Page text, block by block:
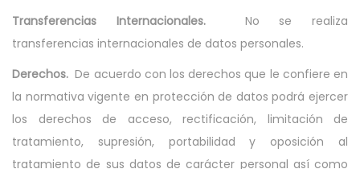
Transferencias Internacionales.
No se realiza
transferencias internacionales de datos personales.
Derechos. De acuerdo con los derechos que le confiere en
la normativa vigente en protección de datos podrá ejercer
los derechos de acceso, rectificación, limitación de
tratamiento, supresión, portabilidad y oposición al
tratamiento de sus datos de carácter personal así como